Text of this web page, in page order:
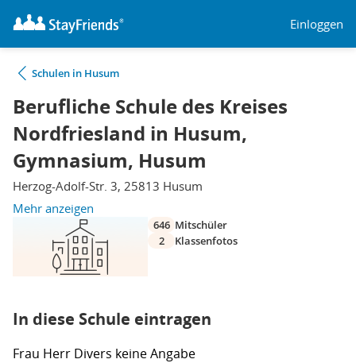
Einloggen
Schulen in Husum
Berufliche Schule des Kreises
Nordfriesland in Husum,
Gymnasium, Husum
Herzog-Adolf-Str. 3, 25813 Husum
Mehr anzeigen
646 Mitschüler
2
Klassenfotos
In diese Schule eintragen
Frau Herr Divers keine Angabe